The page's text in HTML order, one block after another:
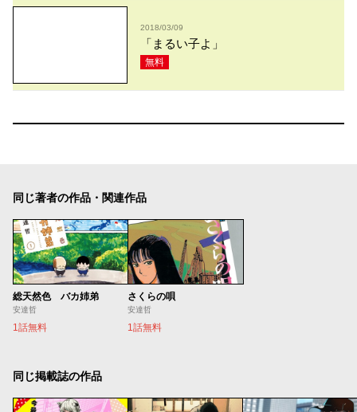
2018/03/09
「まるい子よ」
無料
同じ著者の作品・関連作品
総天然色 バカ姉弟
安達哲
1話無料
さくらの唄
安達哲
1話無料
同じ掲載誌の作品